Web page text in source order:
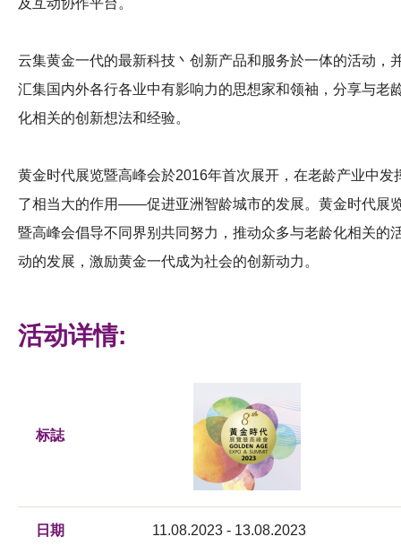
会籍
云集黄金一代的最新科技丶创新产品和服务於一体的活动，
汇集国内外各行各业中有影响力的思想家和领袖，分享与老
化相关的创新想法和经验。
黄金时代展览暨高峰会於2016年首次展开，在老龄产业中发
了相当大的作用——促进亚洲智龄城市的发展。黄金时代展
暨高峰会倡导不同界别共同努力，推动众多与老龄化相关的
动的发展，激励黄金一代成为社会的创新动力。
活动详情:
标誌
日期 11.08.2023 - 13.08.2023